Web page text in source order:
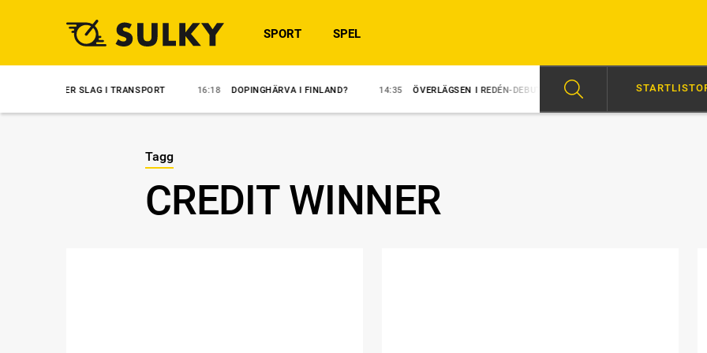
SPORT SPEL
SLAG I TRANSPORT 16:18 DOPINGHÄRVA I FINLAND? 14:35 ÖVERLÄGSEN I REDÉN-DEBUT 14:31 MAJBLOMSTER KOM LÖS EFTER
Tagg
CREDIT WINNER